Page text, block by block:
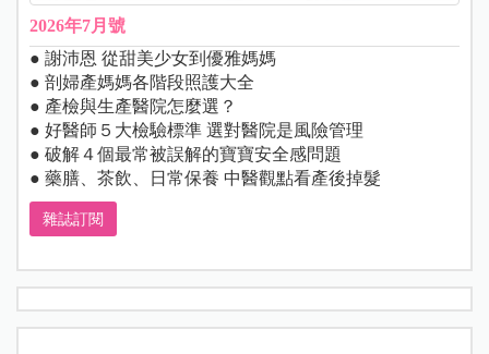
2026年7月號
● 謝沛恩 從甜美少女到優雅媽媽
● 剖婦產媽媽各階段照護大全
● 產檢與生產醫院怎麼選？
● 好醫師５大檢驗標準 選對醫院是風險管理
● 破解４個最常被誤解的寶寶安全感問題
● 藥膳、茶飲、日常保養 中醫觀點看產後掉髮
雜誌訂閱